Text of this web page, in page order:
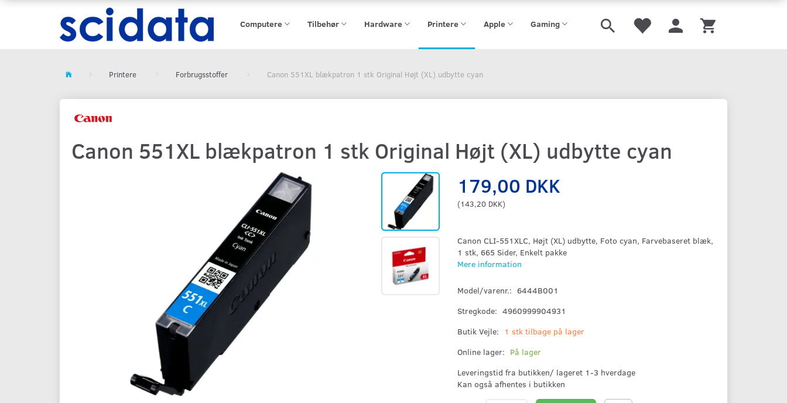
Computere Tilbehør Hardware Printere Apple Gaming
Printere Forbrugsstoffer Canon 551XL blækpatron 1 stk Original Højt (XL) udbytte cyan
Canon 551XL blækpatron 1 stk Original Højt (XL) udbytte cyan
179,00 DKK
(143,20 DKK)
Canon CLI-551XLC, Højt (XL) udbytte, Foto cyan, Farvebaseret blæk,
1 stk, 665 Sider, Enkelt pakke
Mere information
Model/varenr.: 6444B001
Stregkode: 4960999904931
Butik Vejle:
1 stk tilbage på lager
Online lager: På lager
Leveringstid fra butikken/ lageret 1-3 hverdage
Kan også afhentes i butikken